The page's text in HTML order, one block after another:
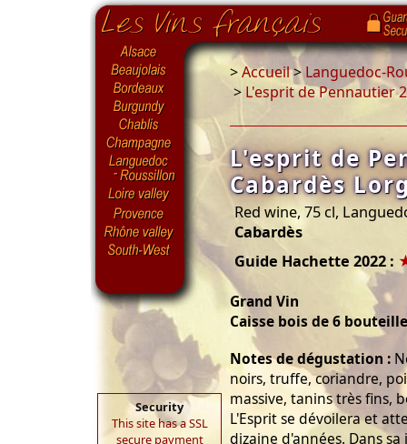
Security
This site has a SSL
secure payment
>Accueil>Languedoc-
> L'esprit de Pennautier
L'esprit de
Cabardès
Red wine, 75 cl,
Cabardès
Guide Hachette 2022 :
Grand Vin
Caisse bois de 6
Notes de dégustation :
noirs, truffe, coriandre,
massive, tanins très fins,
L'Esprit se dévoilera et
dizaine d'années. Dans